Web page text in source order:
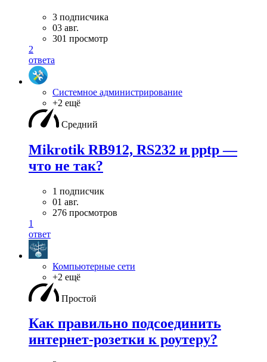
3 подписчика
03 авг.
301 просмотр
2
ответа
Системное администрирование
+2 ещё
Средний
Mikrotik RB912, RS232 и pptp —
что не так?
1 подписчик
01 авг.
276 просмотров
1
ответ
Компьютерные сети
+2 ещё
Простой
Как правильно подсоединить
интернет-розетки к роутеру?